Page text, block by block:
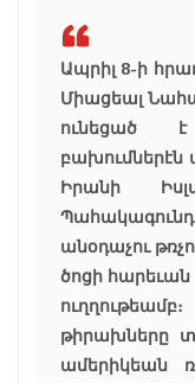
Ապրիլ 8-ի
Միացեալ
ունեցած
բախումներէն
Իրանի
անօդաչու
ծոցի հարեւան
թիրախները
ամերիկեան